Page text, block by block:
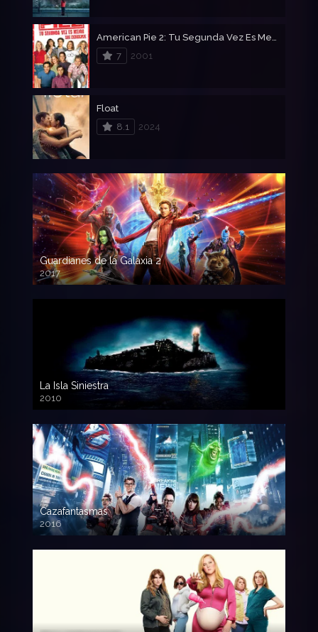
American Pie 2: Tu Segunda Vez Es Mejor
7
2001
Float
8.1
2024
Guardianes de la Galaxia 2
2017
720p HD
La Isla Siniestra
2010
720p HD
Cazafantasmas
2016
720p HD